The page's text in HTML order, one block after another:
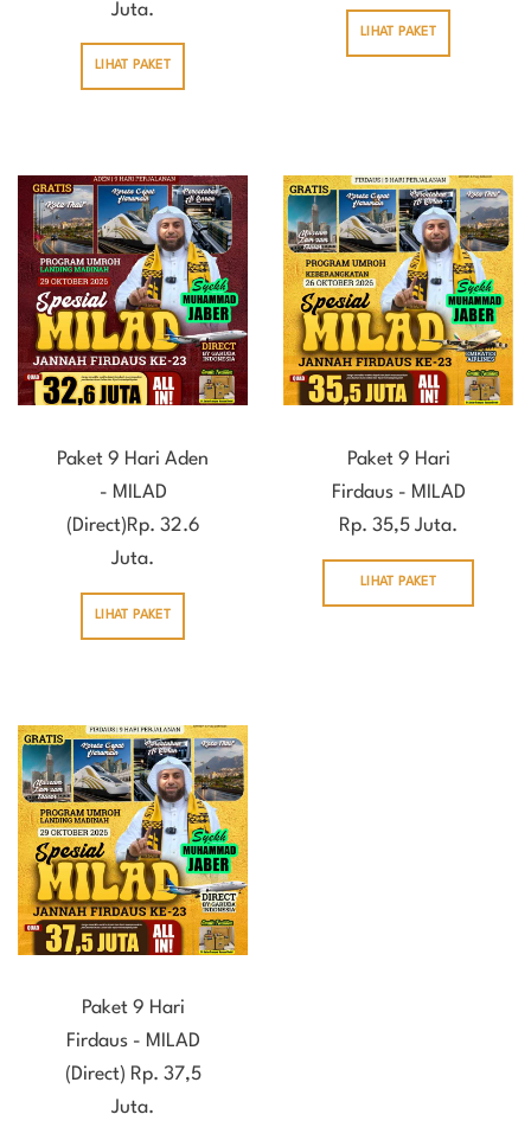
Juta.
LIHAT PAKET
LIHAT PAKET
Paket 9 Hari Aden
- MILAD
(Direct)Rp. 32.6
Juta.
LIHAT PAKET
Paket 9 Hari
Firdaus - MILAD
Rp. 35,5 Juta.
LIHAT PAKET
Paket 9 Hari
Firdaus - MILAD
(Direct) Rp. 37,5
Juta.